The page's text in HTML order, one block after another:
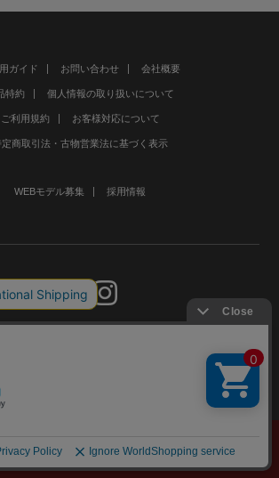
ガイド お問い合わせ 会社概要
特約 個人情報の取り扱いについて
ご利用規約 お客様対応について
定商取引法・古物営業法に基づく表示
WEBモデル募集 採用情報
RESEARCH Co., Ltd.All rights Reserved.